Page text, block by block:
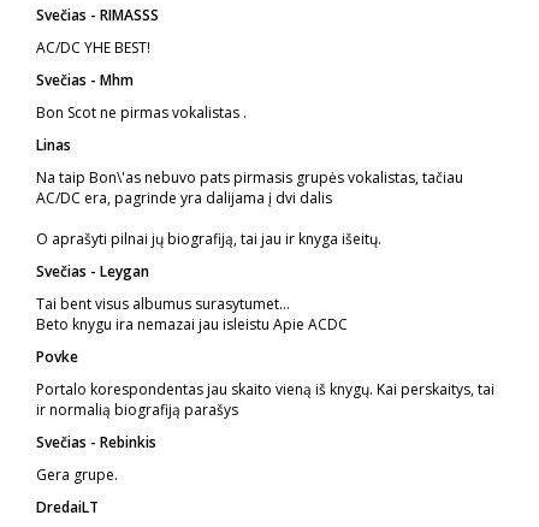
Svečias - RIMASSS
AC/DC YHE BEST!
Svečias - Mhm
Bon Scot ne pirmas vokalistas .
Linas
Na taip Bon\'as nebuvo pats pirmasis grupės vokalistas, tačiau
AC/DC era, pagrinde yra dalijama į dvi dalis
O aprašyti pilnai jų biografiją, tai jau ir knyga išeitų.
Svečias - Leygan
Tai bent visus albumus surasytumet...
Beto knygu ira nemazai jau isleistu Apie ACDC
Povke
Portalo korespondentas jau skaito vieną iš knygų. Kai perskaitys, tai
ir normalią biografiją parašys
Svečias - Rebinkis
Gera grupe.
DredaiLT